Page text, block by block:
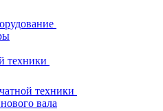
техники
техники
вала